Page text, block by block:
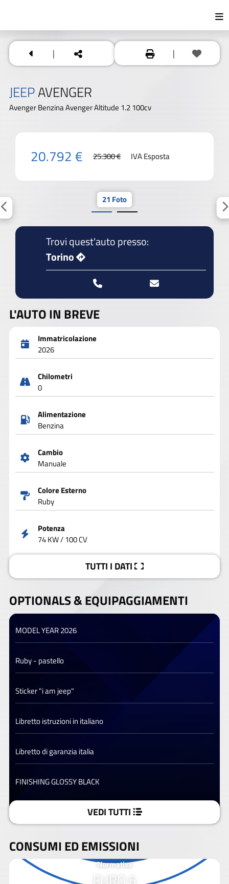
| |
JEEPAVENGER
Avenger Benzina Avenger Altitude 1.2 100cv
20.792 € 25.300 € IVA Esposta
21 Foto
Trovi quest'auto presso:
Torino
L'AUTO IN BREVE
Immatricolazione
2026
Chilometri
0
Alimentazione
Benzina
Cambio
Manuale
Colore Esterno
Ruby
Potenza
74 KW / 100 CV
TUTTI I DATI
OPTIONALS &EQUIPAGGIAMENTI
MODEL YEAR 2026
Ruby - pastello
Sticker "i am jeep"
Libretto istruzioni in italiano
Libretto di garanzia italia
FINISHING GLOSSY BLACK
VEDI TUTTI
CONSUMI ED EMISSIONI
Normativa